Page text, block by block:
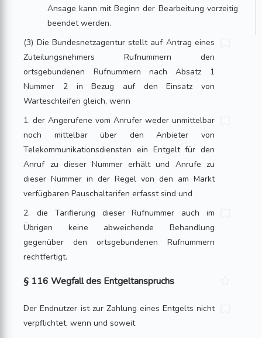
Ansage kann mit Beginn der Bearbeitung vorzeitig
beendet werden.
(3) Die Bundesnetzagentur stellt auf Antrag eines
Zuteilungsnehmers Rufnummern den
ortsgebundenen Rufnummern nach Absatz 1
Nummer 2 in Bezug auf den Einsatz von
Warteschleifen gleich, wenn
1. der Angerufene vom Anrufer weder unmittelbar
noch mittelbar über den Anbieter von
Telekommunikationsdiensten ein Entgelt für den
Anruf zu dieser Nummer erhält und Anrufe zu
dieser Nummer in der Regel von den am Markt
verfügbaren Pauschaltarifen erfasst sind und
2. die Tarifierung dieser Rufnummer auch im
Übrigen keine abweichende Behandlung
gegenüber den ortsgebundenen Rufnummern
rechtfertigt.
§ 116 Wegfall des Entgeltanspruchs
Der Endnutzer ist zur Zahlung eines Entgelts nicht
verpflichtet, wenn und soweit